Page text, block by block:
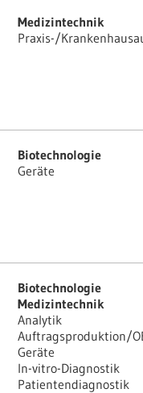
Medizintechnik
Praxis-/
Biotechnologie
Geräte
Biotechnologie
Medizintechnik
Analytik
Auftragsproduktion/
Geräte
In-vitro-Diagnostik
Patientendiagnostik